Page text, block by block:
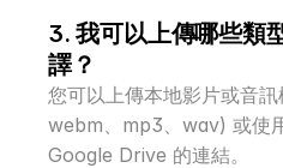
3. 我可以上傳哪些類
譯？
您可以上傳本地影片或音
webm、mp3、wav) 或使
Google Drive 的連結。